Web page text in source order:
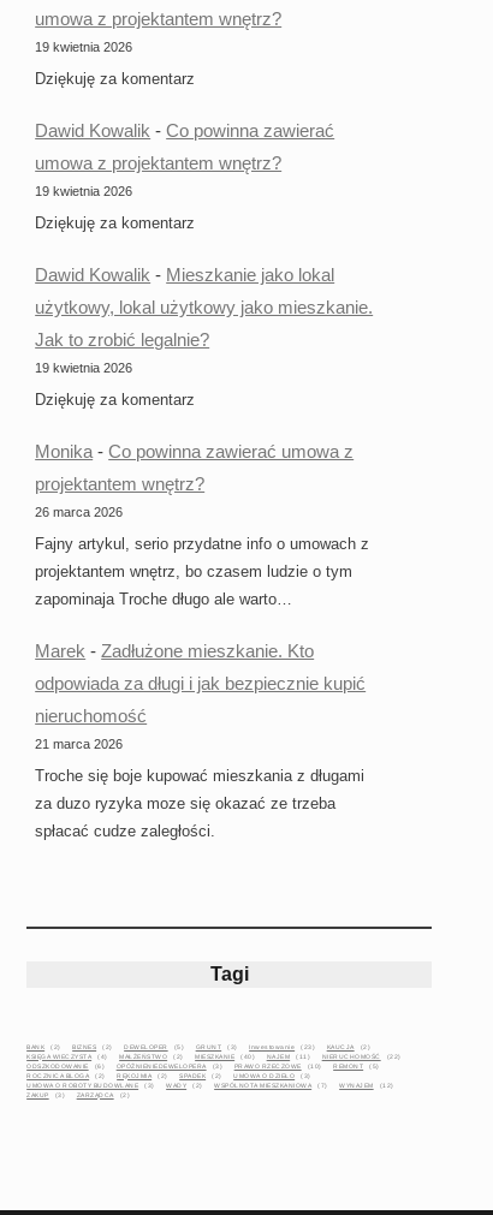
umowa z projektantem wnętrz?
19 kwietnia 2026
Dziękuję za komentarz
Dawid Kowalik -Co powinna zawierać
umowa z projektantem wnętrz?
19 kwietnia 2026
Dziękuję za komentarz
Dawid Kowalik - Mieszkanie jako lokal
użytkowy, lokal użytkowy jako mieszkanie.
Jak to zrobić legalnie?
19 kwietnia 2026
Dziękuję za komentarz
Monika -Co powinna zawierać umowa z
projektantem wnętrz?
26 marca 2026
Fajny artykul, serio przydatne info o umowach z
projektantem wnętrz, bo czasem ludzie o tym
zapominaja Troche długo ale warto…
Marek -Zadłużone mieszkanie. Kto
odpowiada za długi i jak bezpiecznie kupić
nieruchomość
21 marca 2026
Troche się boje kupować mieszkania z długami
za duzo ryzyka moze się okazać ze trzeba
spłacać cudze zaległości.
Tagi
BANK (2) BIZNES (2) DEWELOPER (5) GRUNT (3) Inwestowanie (23) KAUCJA
(2)
KSIĘGA WIECZYSTA
(4) MAŁŻEŃSTWO (2) MIESZKANIE (40) NAJEM (11) NIERUCHOMOŚĆ
(22)
ODSZKODOWANIE
(6) OPÓŹNIENIEDEWELOPERA (3) PRAWO RZECZOWE (10) REMONT
(5)
ROCZNICA BLOGA
(2) RĘKOJMIA (2) SPADEK (2) UMOWA O DZIEŁO
(3)
UMOWA O ROBOTY BUDOWLANE
(3) WADY (2) WSPÓLNOTA MIESZKANIOWA (7) WYNAJEM
(12)
ZAKUP
(3) ZARZĄDCA (2)